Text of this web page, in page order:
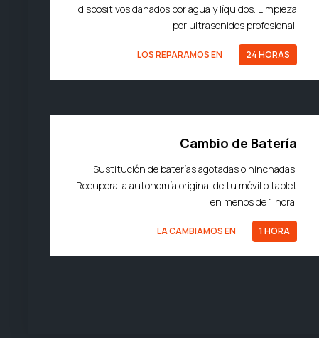
dispositivos dañados por agua y líquidos. Limpieza
por ultrasonidos profesional.
LOS REPARAMOS EN 24 HORAS
Cambio de Batería
Sustitución de baterías agotadas o hinchadas.
Recupera la autonomía original de tu móvil o tablet
en menos de 1 hora.
LA CAMBIAMOS EN 1 HORA